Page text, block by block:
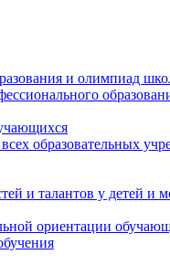
и олимпиад
образовательных
и талантов у детей и
ориентации